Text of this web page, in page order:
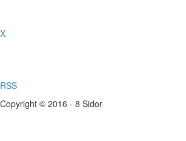
X
RSS
Copyright © 2016 - 8 Sidor